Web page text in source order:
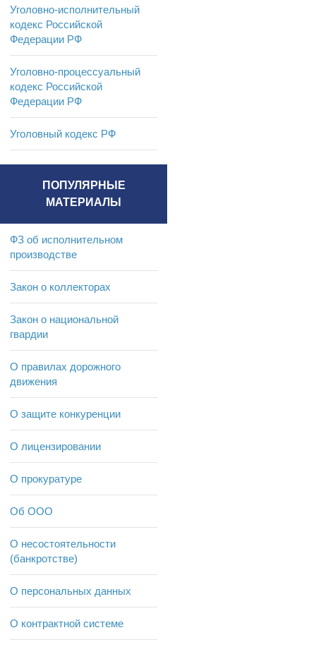
Уголовно-исполнительный
кодекс Российской
Федерации РФ
Уголовно-процессуальный
кодекс Российской
Федерации РФ
Уголовный кодекс РФ
ПОПУЛЯРНЫЕ
МАТЕРИАЛЫ
ФЗ об исполнительном
производстве
Закон о коллекторах
Закон о национальной
гвардии
О правилах дорожного
движения
О защите конкуренции
О лицензировании
О прокуратуре
Об ООО
О несостоятельности
(банкротстве)
О персональных данных
О контрактной системе